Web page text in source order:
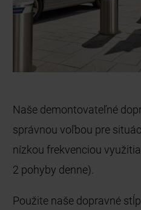
Security Line –
Naše demontovateľné
správnou voľbou pre
nízkou frekvenciou
2 pohyby denne).
Použite naše dopravné